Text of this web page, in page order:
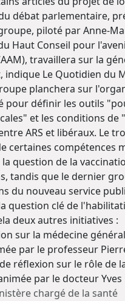
débat parlementaire,
piloté par Anne-
Haut Conseil pour
travaillera sur la
indique Le Quotidien du
planchera sur
pour définir les outils
et les conditions de
ARS et libéraux. Le
certaines compétences
question de la
tandis que le dernier
du nouveau service
question clé de
deux autres initiatives :
sur la médecine
par le professeur
réflexion sur le rôle de
par le docteur Yves
chargé de la santé